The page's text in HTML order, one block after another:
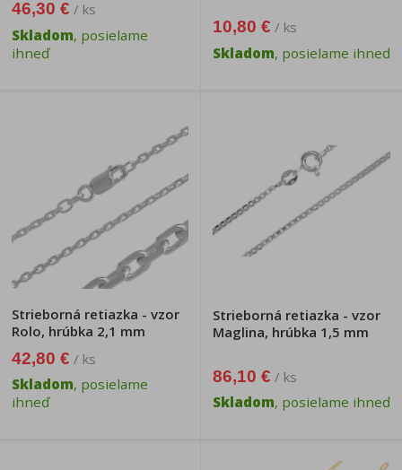
46,30 € / ks
Skladom, posielame
ihneď
10,80 € / ks
Skladom, posielame ihneď
Strieborná retiazka - vzor
Rolo, hrúbka 2,1 mm
42,80 € / ks
Skladom, posielame
ihneď
Strieborná retiazka - vzor
Maglina, hrúbka 1,5 mm
86,10 € / ks
Skladom, posielame ihneď